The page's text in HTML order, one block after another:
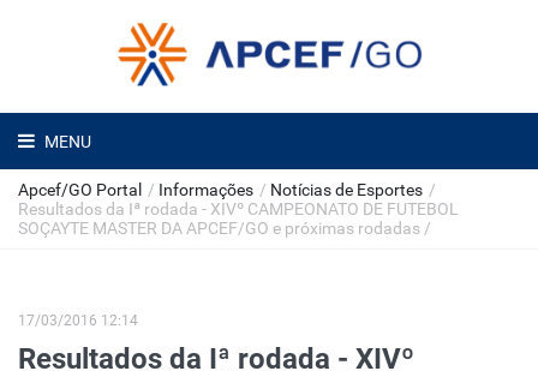
MENU
Apcef/GO Portal / Informações / Notícias de Esportes /
Resultados da Iª rodada - XIVº CAMPEONATO DE FUTEBOL
SOÇAYTE MASTER DA APCEF/GO e próximas rodadas /
17/03/2016 12:14
Resultados da Iª rodada - XIVº